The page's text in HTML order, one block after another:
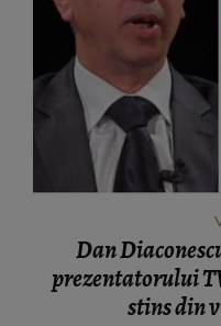
Dan
prezentatorului
stins din